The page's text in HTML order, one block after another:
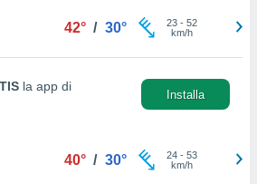
42° / 30° 23- 52
km/h
la app di
Installa
40° / 30° 24- 53
km/h